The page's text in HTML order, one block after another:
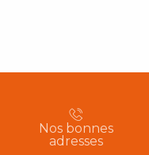
Nos bonnes
adresses